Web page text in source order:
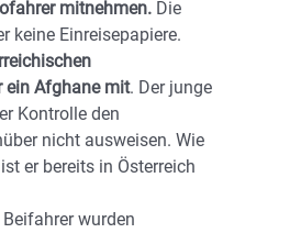
mitnehmen. Die
keine Einreisepapiere.
ein Afghane mit. Der junge
Kontrolle den
nicht ausweisen. Wie
er bereits in Österreich
wurden